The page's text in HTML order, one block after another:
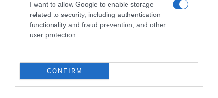
I want to allow Google to enable storage
related to security, including authentication
functionality and fraud prevention, and other
user protection.
CONFIRM
HÍRDETÉS